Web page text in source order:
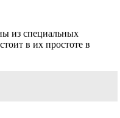
из специальных
в их простоте в